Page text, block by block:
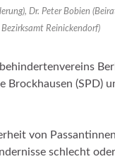
Dr. Peter Bobien
Reinickendorf)
(SPD)
von
schlecht